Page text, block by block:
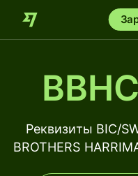
Реквизиты BIC/
BROTHERS